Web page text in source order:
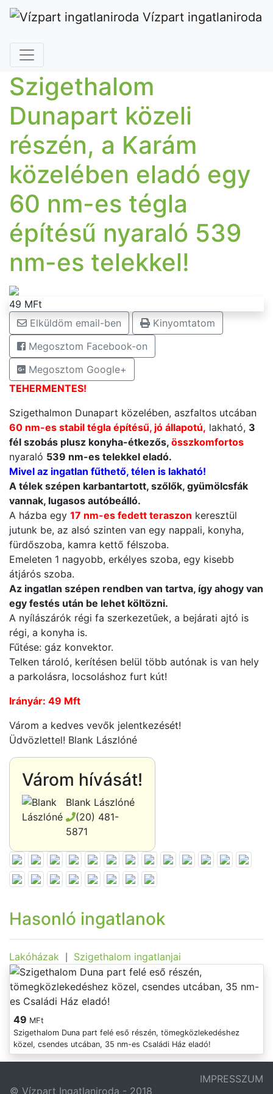
Vízpart ingatlaniroda
Szigethalom
Dunapart közeli
részén, a Karám
közelében eladó egy
60 nm-es tégla
építésű nyaraló 539
nm-es telekkel!
49 MFt
Elküldöm email-ben
Kinyomtatom
Megosztom Facebook-on
Megosztom Google+
TEHERMENTES!
Szigethalmon Dunapart közelében, aszfaltos utcában
60 nm-es stabil tégla építésű, jó állapotú, lakható, 3
fél szobás plusz konyha-étkezős, összkomfortos
nyaraló 539 nm-es telekkel eladó.
Mivel az ingatlan fűthető, télen is lakható!
A télek szépen karbantartott, szőlők, gyümölcsfák
vannak, lugasos autóbeálló.
A házba egy 17 nm-es fedett teraszon keresztül
jutunk be, az alsó szinten van egy nappali, konyha,
fürdőszoba, kamra kettő félszoba.
Emeleten 1 nagyobb, erkélyes szoba, egy kisebb
átjárós szoba.
Az ingatlan szépen rendben van tartva, így ahogy van
egy festés után be lehet költözni.
A nyílászárók régi fa szerkezetűek, a bejárati ajtó is
régi, a konyha is.
Fűtése: gáz konvektor.
Telken tároló, kerítésen belül több autónak is van hely
a parkolásra, locsoláshoz furt kút!
Irányár: 49 Mft
Várom a kedves vevők jelentkezését!
Üdvözlettel! Blank Lászlóné
Várom hívását!
Blank Lászlóné
(20) 481-
5871
Hasonló ingatlanok
Lakóházak Szigethalom ingatlanjai
49 MFt
Szigethalom Duna part felé eső részén, tömegközlekedéshez
közel, csendes utcában, 35 nm-es Családi Ház eladó!
© Vízpart Ingatlaniroda - 2018
IMPRESSZUM